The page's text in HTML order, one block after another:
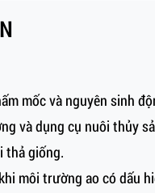
mốc và nguyên sinh
và dụng cụ nuôi thủy
thả giống.
môi trường ao có dấu